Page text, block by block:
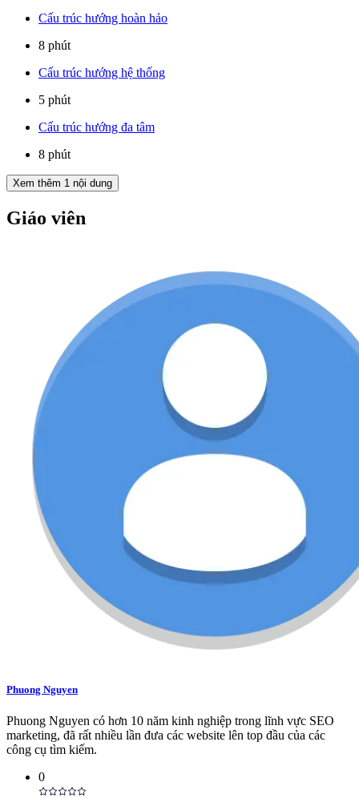
Cấu trúc hướng hoàn hảo
8 phút
Cấu trúc hướng hệ thống
5 phút
Cấu trúc hướng đa tâm
8 phút
Xem thêm 1 nội dung
Giáo viên
Phuong Nguyen
Phuong Nguyen có hơn 10 năm kinh nghiệp trong lĩnh vực SEO
marketing, đã rất nhiều lần đưa các website lên top đầu của các
công cụ tìm kiếm.
0